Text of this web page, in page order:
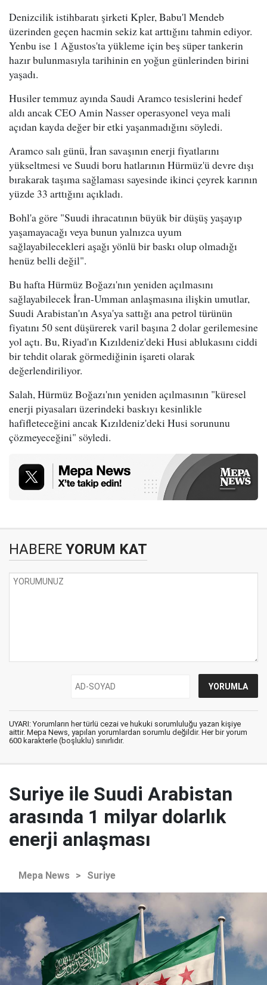
Denizcilik istihbaratı şirketi Kpler, Babu'l Mendeb
üzerinden geçen hacmin sekiz kat arttığını tahmin ediyor.
Yenbu ise 1 Ağustos'ta yükleme için beş süper tankerin
hazır bulunmasıyla tarihinin en yoğun günlerinden birini
yaşadı.
Husiler temmuz ayında Saudi Aramco tesislerini hedef
aldı ancak CEO Amin Nasser operasyonel veya mali
açıdan kayda değer bir etki yaşanmadığını söyledi.
Aramco salı günü, İran savaşının enerji fiyatlarını
yükseltmesi ve Suudi boru hatlarının Hürmüz'ü devre dışı
bırakarak taşıma sağlaması sayesinde ikinci çeyrek karının
yüzde 33 arttığını açıkladı.
Bohl'a göre "Suudi ihracatının büyük bir düşüş yaşayıp
yaşamayacağı veya bunun yalnızca uyum
sağlayabilecekleri aşağı yönlü bir baskı olup olmadığı
henüz belli değil".
Bu hafta Hürmüz Boğazı'nın yeniden açılmasını
sağlayabilecek İran-Umman anlaşmasına ilişkin umutlar,
Suudi Arabistan'ın Asya'ya sattığı ana petrol türünün
fiyatını 50 sent düşürerek varil başına 2 dolar gerilemesine
yol açtı. Bu, Riyad'ın Kızıldeniz'deki Husi ablukasını ciddi
bir tehdit olarak görmediğinin işareti olarak
değerlendiriliyor.
Salah, Hürmüz Boğazı'nın yeniden açılmasının "küresel
enerji piyasaları üzerindeki baskıyı kesinlikle
hafifleteceğini ancak Kızıldeniz'deki Husi sorununu
çözmeyeceğini" söyledi.
HABERE YORUM KAT
UYARI: Yorumların her türlü cezai ve hukuki sorumluluğu yazan kişiye
aittir. Mepa News, yapılan yorumlardan sorumlu değildir. Her bir yorum
600 karakterle (boşluklu) sınırlıdır.
Suriye ile Suudi Arabistan
arasında 1 milyar dolarlık
enerji anlaşması
Mepa News > Suriye